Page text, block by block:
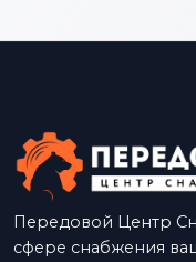
Передовой Центр
сфере снабжения